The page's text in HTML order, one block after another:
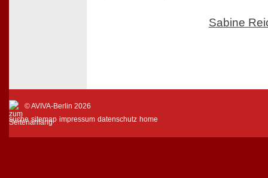
Sabine
© AVIVA-Berlin 2026
suche sitemap impressum datenschutz home